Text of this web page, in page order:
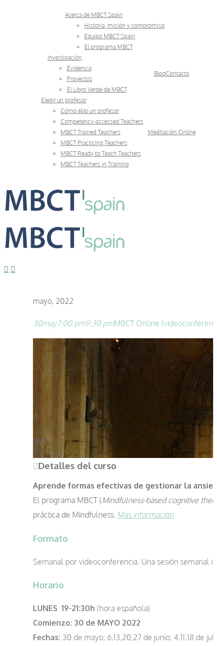
Acerca de MBCT Spain
Historia, misión y compromiso
Equipo MBCT Spain
El programa MBCT
Investigación
Evidencia
Proyectos
El Libro Verde de MBCT
BlogContacto
Elegir un profesor
Cómo elijo un profesor
Competency-assessed Teachers
MBCT Trained Teachers
MBCT Practicing Teachers
MBCT Ready to Teach Teachers
MBCT Teachers in Training
Meditación Online
mayo, 2022
30may7:00 pm9:30 pmMBCT Online
Más
Detalles del curso
Aprende formas efectivas de gestionar la
El programa MBCT (Mindfulness-based cognitive
práctica de Mindfulness. Mas información
Formato
Semanal por videoconferencia. Una sesión semanal
Horario
LUNES 19-21:30h (hora española)
Comienzo: 30 de MAYO 2022
Fechas: 30 de mayo; 6,13,20,27 de junio; 4,11,18 de